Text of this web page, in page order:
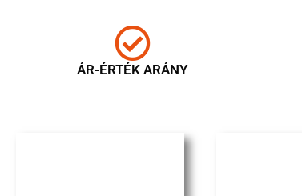
ÁR-ÉRTÉK ARÁNY